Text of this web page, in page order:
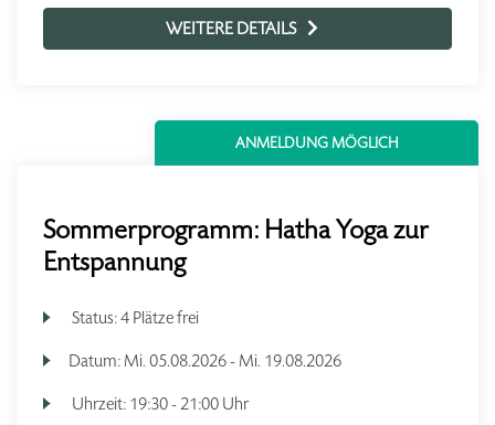
WEITERE DETAILS
ANMELDUNG MÖGLICH
Sommerprogramm: Hatha Yoga zur
Entspannung
Status:4 Plätze frei
Datum: Mi. 05.08.2026 - Mi. 19.08.2026
Uhrzeit: 19:30 - 21:00 Uhr